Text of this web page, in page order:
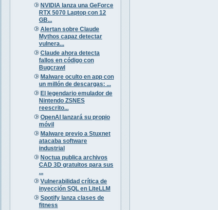
NVIDIA lanza una GeForce
RTX 5070 Laptop con 12
GB...
Alertan sobre Claude
Mythos capaz detectar
vulnera...
Claude ahora detecta
fallos en código con
Bugcrawl
Malware oculto en app con
un millón de descargas: ...
El legendario emulador de
Nintendo ZSNES
reescrito...
OpenAI lanzará su propio
móvil
Malware previo a Stuxnet
atacaba software
industrial
Noctua publica archivos
CAD 3D gratuitos para sus
...
Vulnerabilidad crítica de
inyección SQL en LiteLLM
Spotify lanza clases de
fitness